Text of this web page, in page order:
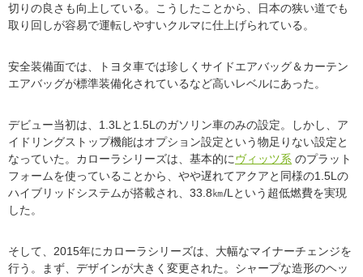
切りの良さも向上している。こうしたことから、日本の狭い道でも
取り回しが容易で運転しやすいクルマに仕上げられている。
安全装備面では、トヨタ車では珍しくサイドエアバッグ＆カーテン
エアバッグが標準装備化されているなど高いレベルにあった。
デビュー当初は、1.3Lと1.5Lのガソリン車のみの設定。しかし、ア
イドリングストップ機能はオプション設定という物足りない設定と
なっていた。カローラシリーズは、基本的にヴィッツ系 のプラット
フォームを使っていることから、やや遅れてアクアと同様の1.5Lの
ハイブリッドシステムが搭載され、33.8㎞/Lという超低燃費を実現
した。
そして、2015年にカローラシリーズは、大幅なマイナーチェンジを
行う。まず、デザインが大きく変更された。シャープな造形のヘッ